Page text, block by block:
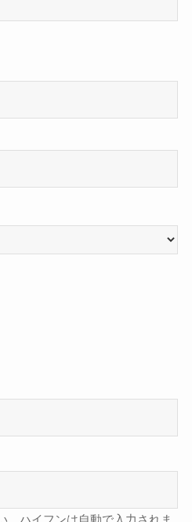
ハイフンは自動で入力されま